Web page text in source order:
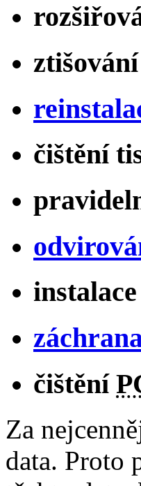
čištění
čištění
Za
data. Proto